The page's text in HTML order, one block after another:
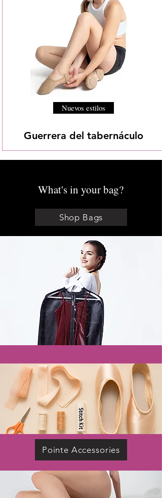
Nuevos estilos
Guerrera del tabernáculo
What's in your bag?
Shop Bags
Pointe Accessories